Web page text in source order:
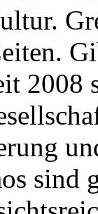
2008
sind